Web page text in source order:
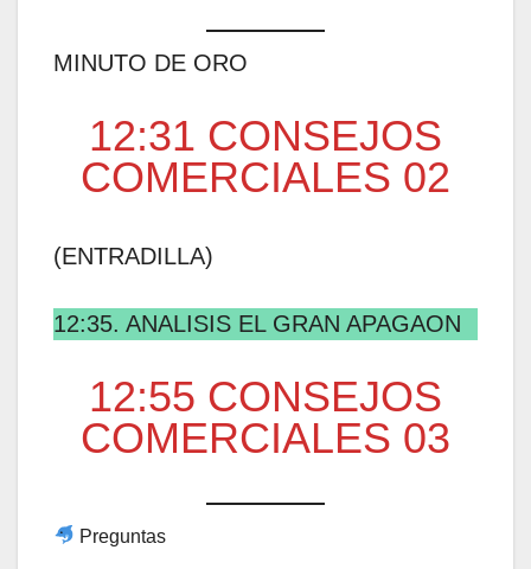
MINUTO DE ORO
12:31 CONSEJOS
COMERCIALES 02
(ENTRADILLA)
12:35. ANALISIS EL GRAN APAGAON
12:55 CONSEJOS
COMERCIALES 03
Preguntas